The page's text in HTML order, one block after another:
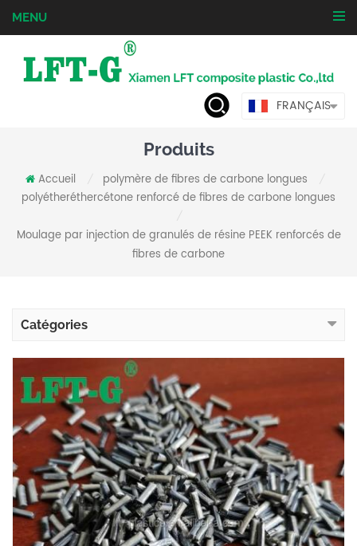
MENU
FRANÇAIS
Produits
Accueil polymère de fibres de carbone longues
polyétheréthercétone renforcé de fibres de carbone longues
Moulage par injection de granulés de résine PEEK renforcés de
fibres de carbone
Catégories